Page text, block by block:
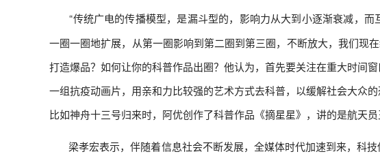
‍“传统广电的传播模型，是漏斗型的，影响力从大到小逐渐衰减，
一圈一圈地扩展，从第一圈影响到第二圈到第三圈，不断放大，我们现
打造爆品？如何让你的科普作品出圈？他认为，首先要关注在重大时间
一组抗疫动画片，用亲和力比较强的艺术方式去科普，以缓解社会大众
比如神舟十三号归来时，阿优创作了科普作品《摘星星》，讲的是航天员
‍梁孝宏表示，伴随着信息社会不断发展，全媒体时代加速到来，科